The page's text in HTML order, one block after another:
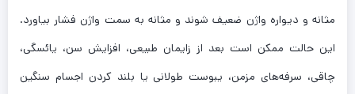
مثانه و دیواره واژن ضعیف شوند و مثانه به سمت واژن فشار بیاورد.
این حالت ممکن است بعد از زایمان طبیعی، افزایش سن، یائسگی،
چاقی، سرفه‌های مزمن، یبوست طولانی یا بلند کردن اجسام سنگین